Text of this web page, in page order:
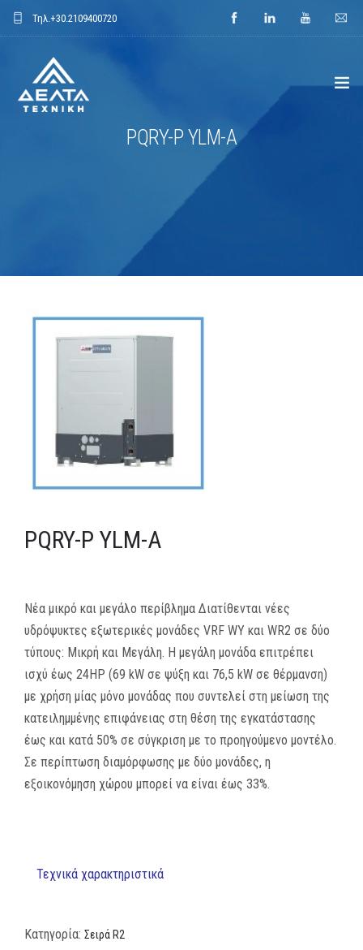
Τηλ.+30.2109400720
ΕΥΚΑΙΡΙΕΣ ΕΡΓΑΣΙΑΣ
E-SHOP
PQRY-P YLM-A
PQRY-P YLM-A
Νέα μικρό και μεγάλο περίβλημα Διατίθενται νέες
υδρόψυκτες εξωτερικές μονάδες VRF WY και WR2 σε δύο
τύπους: Μικρή και Μεγάλη. Η μεγάλη μονάδα επιτρέπει
ισχύ έως 24HP (69 kW σε ψύξη και 76,5 kW σε θέρμανση)
με χρήση μίας μόνο μονάδας που συντελεί στη μείωση της
κατειλημμένης επιφάνειας στη θέση της εγκατάστασης
έως και κατά 50% σε σύγκριση με το προηγούμενο μοντέλο.
Σε περίπτωση διαμόρφωσης με δύο μονάδες, η
εξοικονόμηση χώρου μπορεί να είναι έως 33%.
Τεχνικά χαρακτηριστικά
Κατηγορία: Σειρά R2